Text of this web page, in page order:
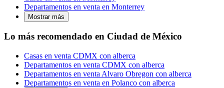
Departamentos en venta en Monterrey
Mostrar más
Lo más recomendado en Ciudad de México
Casas en venta CDMX con alberca
Departamentos en venta CDMX con alberca
Departamentos en venta Alvaro Obregon con alberca
Departamentos en venta en Polanco con alberca